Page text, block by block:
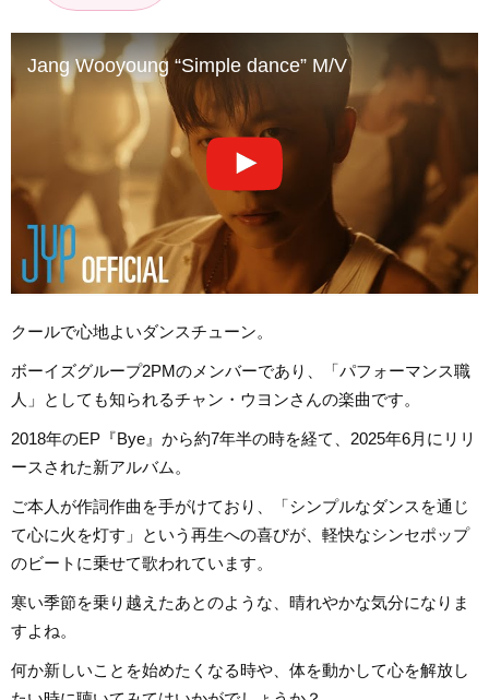
Jang Wooyoung “Simple dance” M/V
クールで心地よいダンスチューン。
ボーイズグループ2PMのメンバーであり、「パフォーマンス職
人」としても知られるチャン・ウヨンさんの楽曲です。
2018年のEP『Bye』から約7年半の時を経て、2025年6月にリリ
ースされた新アルバム。
ご本人が作詞作曲を手がけており、「シンプルなダンスを通じ
て心に火を灯す」という再生への喜びが、軽快なシンセポップ
のビートに乗せて歌われています。
寒い季節を乗り越えたあとのような、晴れやかな気分になりま
すよね。
何か新しいことを始めたくなる時や、体を動かして心を解放し